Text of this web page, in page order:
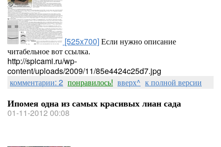
[525x700]Если нужно описание
читабельное вот ссылка.
http://spicami.ru/wp-
content/uploads/2009/11/85e4424c25d7.jpg
комментарии: 2 понравилось! вверх^ к полной версии
Ипомея одна из самых красивых лиан сада
01-11-2012 00:08